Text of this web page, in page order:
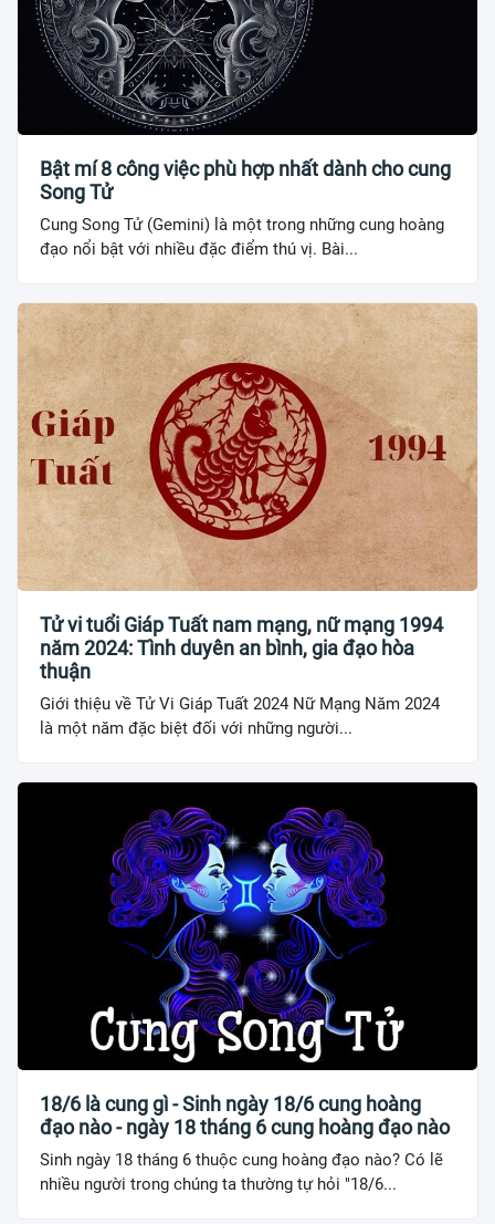
Bật mí 8 công việc phù hợp nhất dành cho cung
Song Tử
Cung Song Tử (Gemini) là một trong những cung hoàng
đạo nổi bật với nhiều đặc điểm thú vị. Bài...
Tử vi tuổi Giáp Tuất nam mạng, nữ mạng 1994
năm 2024: Tình duyên an bình, gia đạo hòa
thuận
Giới thiệu về Tử Vi Giáp Tuất 2024 Nữ Mạng Năm 2024
là một năm đặc biệt đối với những người...
18/6 là cung gì - Sinh ngày 18/6 cung hoàng
đạo nào - ngày 18 tháng 6 cung hoàng đạo nào
Sinh ngày 18 tháng 6 thuộc cung hoàng đạo nào? Có lẽ
nhiều người trong chúng ta thường tự hỏi "18/6...